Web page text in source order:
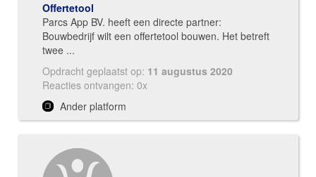
Offertetool
Parcs App BV. heeft een directe partner:
Bouwbedrijf wilt een offertetool bouwen. Het betreft
twee ...
Opdracht geplaatst op: 11 augustus 2020
Reacties ontvangen: 0x
Ander platform